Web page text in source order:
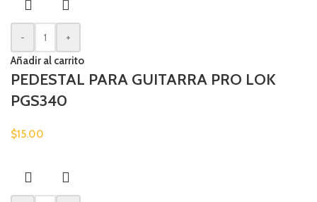
-
+
Añadir al carrito
PEDESTAL PARA GUITARRA PRO LOK
PGS340
$15.00